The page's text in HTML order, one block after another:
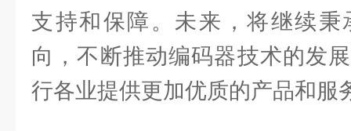
支持和保障。未来，将继续
向，不断推动编码器技术的发
行各业提供更加优质的产品和服